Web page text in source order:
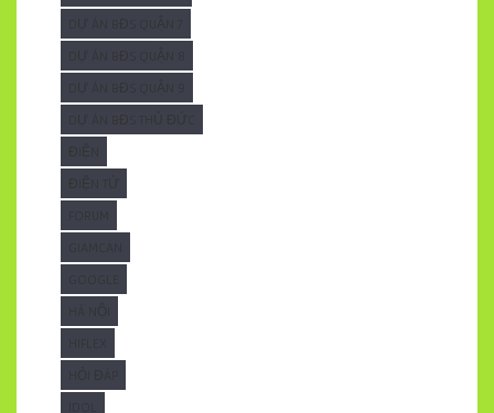
DỰ ÁN BĐS QUẬN 7
DỰ ÁN BĐS QUẬN 8
DỰ ÁN BĐS QUẬN 9
DỰ ÁN BĐS THỦ ĐỨC
ĐIỆN
ĐIỆN TỬ
GIAMCAN
HÀ NỘI
HỎI ĐÁP